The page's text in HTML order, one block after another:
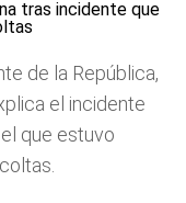
de la República,
el incidente
que estuvo